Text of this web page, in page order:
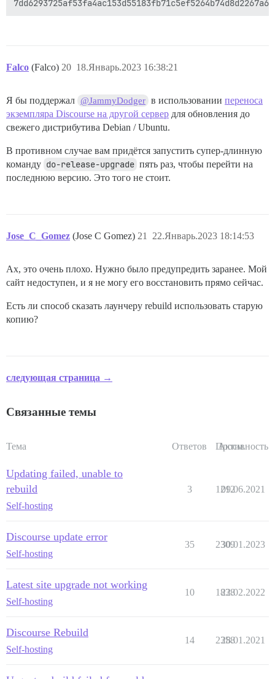
Falco (Falco) 18.Январь.2023 16:38:21
20
Я бы поддержал @JammyDodger в использованиипереноса
экземпляра Discourse на другой сервер для обновления до
свежего дистрибутива Debian / Ubuntu.
В противном случае вам придётся запустить супер-длинную
команду do-release-upgrade пять раз, чтобы перейти на
последнюю версию. Это того не стоит.
Jose_C_Gomez (Jose C Gomez) 22.Январь.2023 18:14:53
21
Ах, это очень плохо. Нужно было предупредить заранее. Мой
сайт недоступен, и я не могу его восстановить прямо сейчас.
Есть ли способ сказать лаунчеру rebuild использовать старую
копию?
следующая страница →
Связанные темы
Тема Ответов Просм.
Активность
Updating failed, unable to
rebuild
Self-hosting
3 1212
09.06.2021
Discourse update error
Self-hosting
35 2309
30.01.2023
Latest site upgrade not working
Self-hosting
10 1838
22.02.2022
Discourse Rebuild
Self-hosting
14 2358
28.01.2021